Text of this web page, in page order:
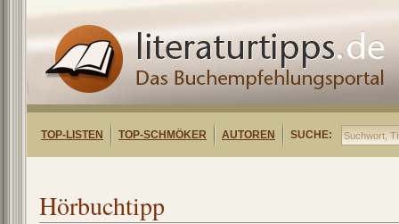
TOP-LISTEN TOP-SCHMÖKER AUTOREN SUCHE:
Hörbuchtipp